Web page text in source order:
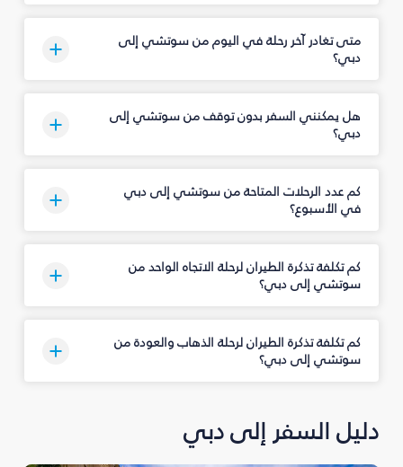
متى تغادر آخر رحلة في اليوم من سوتشي إلى
دبي؟
هل يمكنني السفر بدون توقف من سوتشي إلى
دبي؟
كم عدد الرحلات المتاحة من سوتشي إلى دبي
في الأسبوع؟
كم تكلفة تذكرة الطيران لرحلة الاتجاه الواحد من
سوتشي إلى دبي؟
كم تكلفة تذكرة الطيران لرحلة الذهاب والعودة من
سوتشي إلى دبي؟
دليل السفر إلى دبي